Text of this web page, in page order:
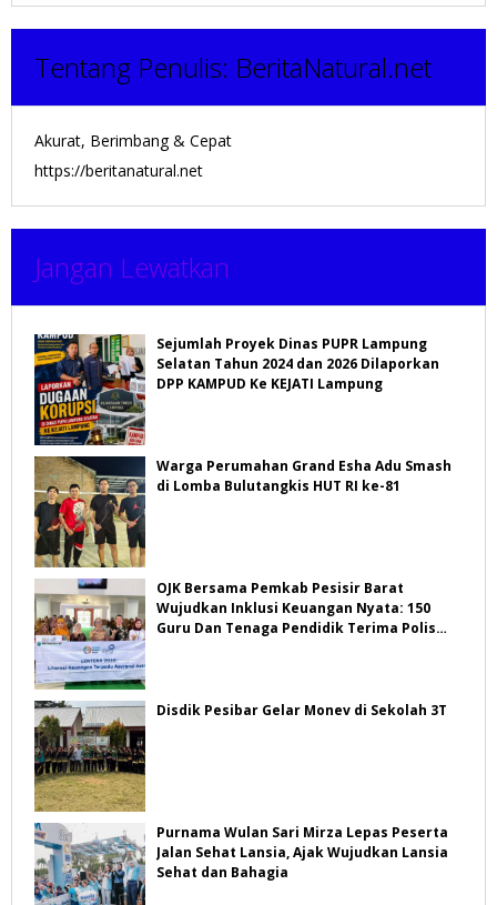
Tentang Penulis: BeritaNatural.net
Akurat, Berimbang & Cepat
https://beritanatural.net
Jangan Lewatkan
Sejumlah Proyek Dinas PUPR Lampung
Selatan Tahun 2024 dan 2026 Dilaporkan
DPP KAMPUD Ke KEJATI Lampung
Warga Perumahan Grand Esha Adu Smash
di Lomba Bulutangkis HUT RI ke-81
OJK Bersama Pemkab Pesisir Barat
Wujudkan Inklusi Keuangan Nyata: 150
Guru Dan Tenaga Pendidik Terima Polis
Disdik Pesibar Gelar Monev di Sekolah 3T
Purnama Wulan Sari Mirza Lepas Peserta
Jalan Sehat Lansia, Ajak Wujudkan Lansia
Sehat dan Bahagia